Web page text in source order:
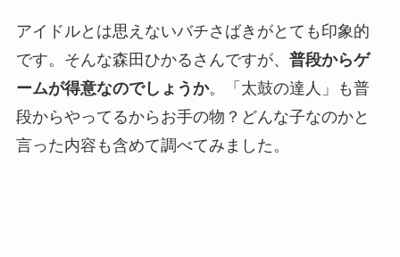
アイドルとは思えないバチさばきがとても印象的
です。そんな森田ひかるさんですが、 普段からゲ
ームが得意なのでしょうか。「太鼓の達人」も普
段からやってるからお手の物？どんな子なのかと
言った内容も含めて調べてみました。